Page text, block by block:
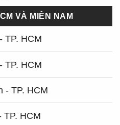
VÀ MIỀN NAM
TP. HCM
TP. HCM
- TP. HCM
TP. HCM